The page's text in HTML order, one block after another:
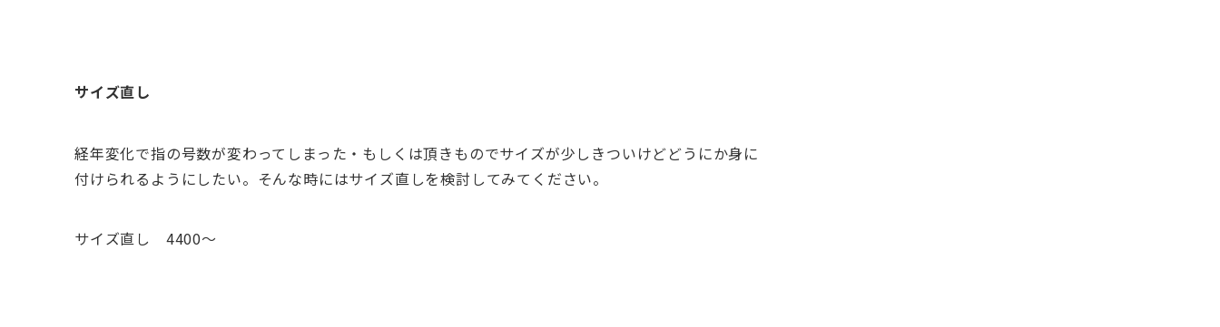
サイズ直し
経年変化で指の号数が変わってしまった・もしくは頂きものでサイズが少しきついけどどうにか身に
付けられるようにしたい。そんな時にはサイズ直しを検討してみてください。
サイズ直し 4400～